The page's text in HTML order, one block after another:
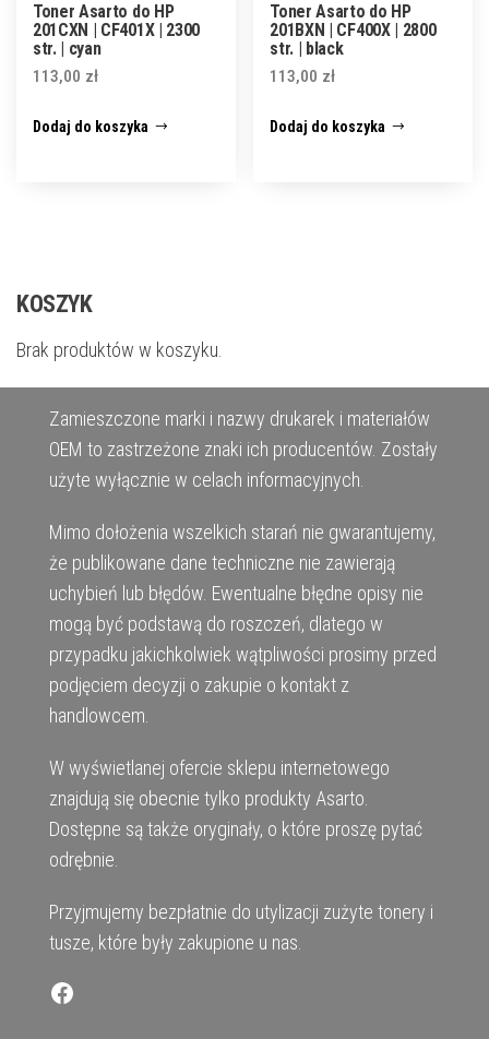
Toner Asarto do HP
201CXN | CF401X | 2300
str. | cyan
113,00 zł
Dodaj do koszyka
Toner Asarto do HP
201BXN | CF400X | 2800
str. | black
113,00 zł
Dodaj do koszyka
KOSZYK
Brak produktów w koszyku.
Zamieszczone marki i nazwy drukarek i materiałów
OEM to zastrzeżone znaki ich producentów. Zostały
użyte wyłącznie w celach informacyjnych.
Mimo dołożenia wszelkich starań nie gwarantujemy,
że publikowane dane techniczne nie zawierają
uchybień lub błędów. Ewentualne błędne opisy nie
mogą być podstawą do roszczeń, dlatego w
przypadku jakichkolwiek wątpliwości prosimy przed
podjęciem decyzji o zakupie o kontakt z
handlowcem.
W wyświetlanej ofercie sklepu internetowego
znajdują się obecnie tylko produkty Asarto.
Dostępne są także oryginały, o które proszę pytać
odrębnie.
Przyjmujemy bezpłatnie do utylizacji zużyte tonery i
tusze, które były zakupione u nas.
Facebook